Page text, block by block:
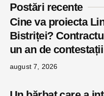
Postări recente
Cine va proiecta
Bistriței?
un an de
august 7, 2026